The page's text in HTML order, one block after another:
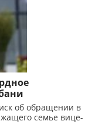
об обращении в
семье вице-